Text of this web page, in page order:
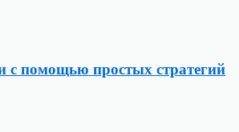
с помощью простых стратегий